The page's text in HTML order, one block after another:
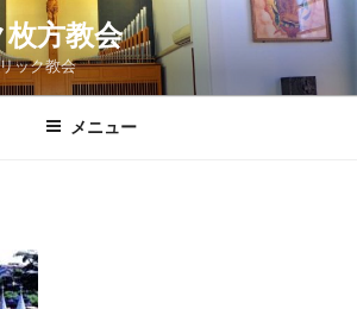
方教会
ック教会
メニュー